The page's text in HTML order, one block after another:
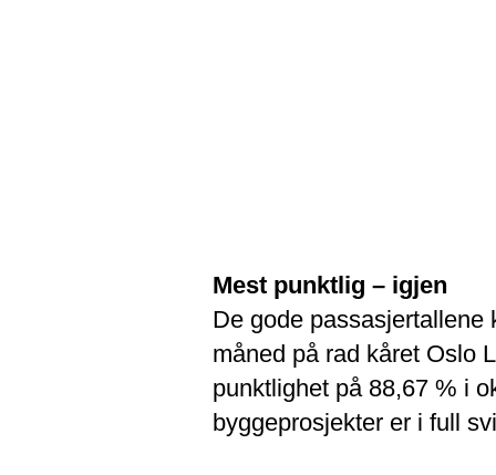
Mest punktlig – igjen
De gode passasjertallene
måned på rad kåret Oslo
punktlighet på 88,67 % i
byggeprosjekter er i full